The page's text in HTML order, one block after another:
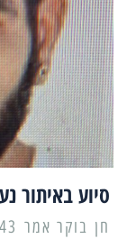
סיוע באיתור
2025